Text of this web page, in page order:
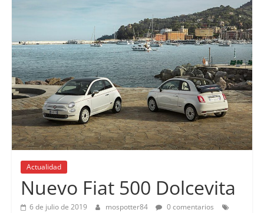
Actualidad
Nuevo Fiat 500 Dolcevita
6 de julio de 2019 mospotter84
0 comentarios